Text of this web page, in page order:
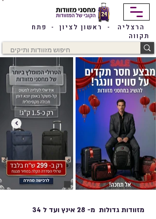
הרצליה - ראשון לציון - פתח
תקווה